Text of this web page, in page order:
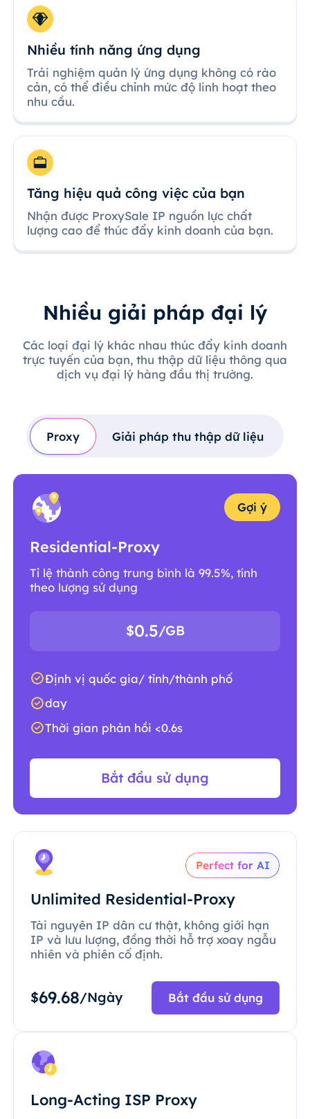
Nhiều tính năng ứng dụng
Trải nghiệm quản lý ứng dụng không có rào
cản, có thể điều chỉnh mức độ linh hoạt theo
nhu cầu.
Tăng hiệu quả công việc của bạn
Nhận được ProxySale IP nguồn lực chất
lượng cao để thúc đẩy kinh doanh của bạn.
Nhiều giải pháp đại lý
Các loại đại lý khác nhau thúc đẩy kinh doanh
trực tuyến của bạn, thu thập dữ liệu thông qua
dịch vụ đại lý hàng đầu thị trường.
Proxy Giải pháp thu thập dữ liệu
Gợi ý
Residential-Proxy
Tỉ lệ thành công trung bình là 99.5%, tính
theo lượng sử dụng
$0.5/GB
Định vị quốc gia/ tỉnh/thành phố
day
Thời gian phản hồi <0.6s
Bắt đầu sử dụng
Perfect for AI
Unlimited Residential-Proxy
Tài nguyên IP dân cư thật, không giới hạn
IP và lưu lượng, đồng thời hỗ trợ xoay ngẫu
nhiên và phiên cố định.
$69.68/Ngày Bắt đầu sử dụng
Long-Acting ISP Proxy